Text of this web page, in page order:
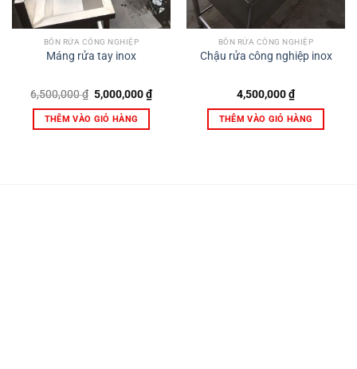
BỒN RỬA CÔNG NGHIỆP
Máng rửa tay inox
6,500,000₫ Giá
gốc
là:
6,500,000 ₫.
5,000,000₫Giá
hiện
THÊM VÀO GIỎ HÀNG
BỒN RỬA CÔNG NGHIỆP
Chậu rửa công nghiệp inox
4,500,000₫
THÊM VÀO GIỎ HÀNG